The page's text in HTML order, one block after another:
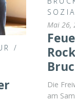
Mai 26,
Die
am
/